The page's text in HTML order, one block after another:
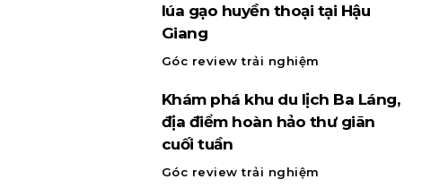
lúa gạo huyền thoại tại Hậu
Giang
Góc review trải nghiệm
Khám phá khu du lịch Ba Láng,
địa điểm hoàn hảo thư giãn
cuối tuần
Góc review trải nghiệm